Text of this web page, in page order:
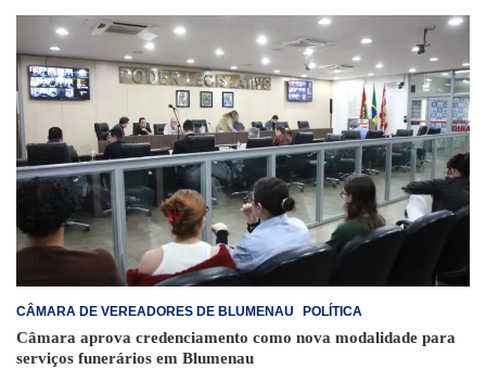
CÂMARA DE VEREADORES DE BLUMENAU POLÍTICA
Câmara aprova credenciamento como nova modalidade para
serviços funerários em Blumenau